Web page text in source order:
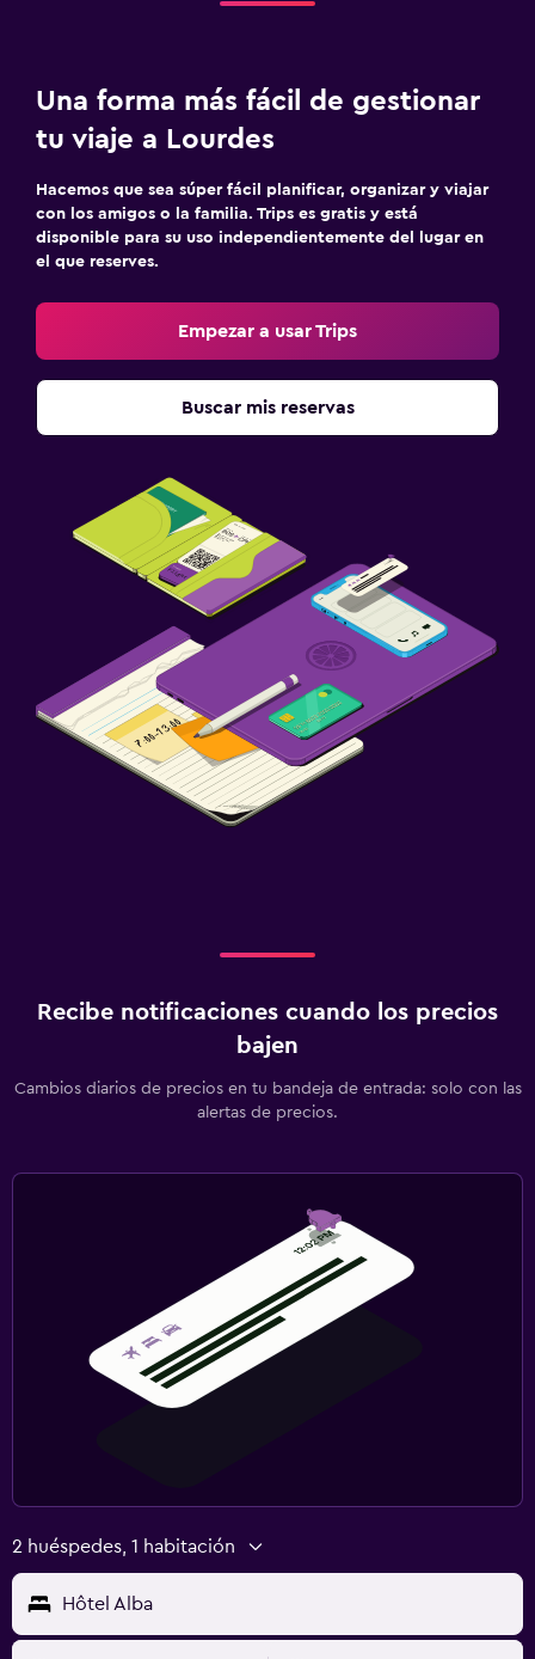
TV por cable o vía satélite
Sala de estar/TV compartida
Lavandería
Servicio de planchado
Habitación
Camas extralargas (+2 m)
Enchufe cerca de la cama
Armario o clóset
Terraza/patio
Zona de trabajo
Fax/fotocopiadora
Una forma más fácil de gestionar
tu viaje a Lourdes
Hacemos que sea súper fácil planificar, organizar y viajar
con los amigos o la familia. Trips es gratis y está
disponible para su uso independientemente del lugar en
el que reserves.
Empezar a usar Trips
Buscar mis reservas
Recibe notificaciones cuando los precios
bajen
Cambios diarios de precios en tu bandeja de entrada: solo con las
alertas de precios.
2 huéspedes, 1 habitación
Hôtel Alba